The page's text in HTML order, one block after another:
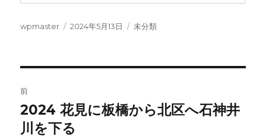
投
wpmaster
投
2024年5月13日
カ
未分類
稿
ナ
前
前
の
2024 花見に板橋から北区へ石神井
川を下る